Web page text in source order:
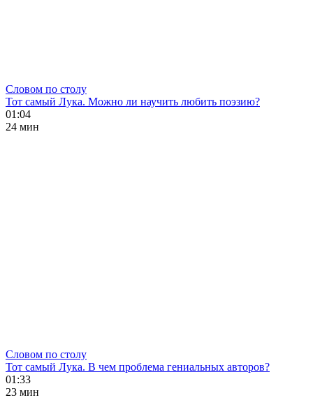
Словом по столу
Тот самый Лука. Можно ли научить любить поэзию?
01:04
24 мин
Словом по столу
Тот самый Лука. В чем проблема гениальных авторов?
01:33
23 мин